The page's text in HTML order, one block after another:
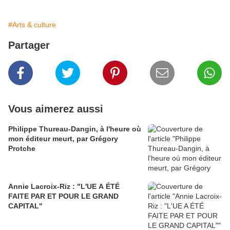
#Arts & culture
Partager
Vous aimerez aussi
Philippe Thureau-Dangin, à l'heure où
mon éditeur meurt, par Grégory
Protche
Annie Lacroix-Riz : "L'UE A ÉTÉ
FAITE PAR ET POUR LE GRAND
CAPITAL"